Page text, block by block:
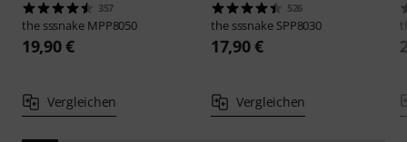
357
the sssnake MPP8050
19,90 €
Vergleichen
526
the sssnake SPP8030
17,90 €
Vergleichen